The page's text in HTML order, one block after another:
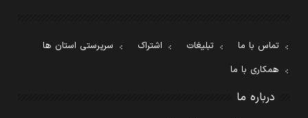
تماس با ما تبلیغات اشتراک
سرپرستی استان ها
همکاری با ما
درباره ما